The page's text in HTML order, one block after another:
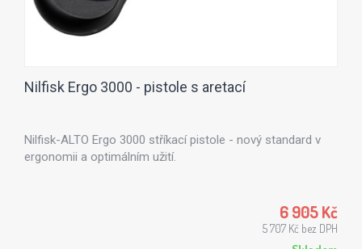
Nilfisk Ergo 3000 - pistole s aretací
Nilfisk-ALTO Ergo 3000 stříkací pistole - nový standard v
ergonomii a optimálním užití.
6 905 Kč
5 707 Kč bez DPH